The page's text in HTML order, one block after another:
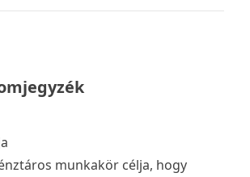
munkakör célja, hogy